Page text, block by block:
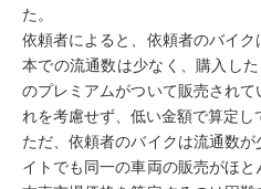
た。
依頼者によると、依頼者のバイ
本での流通数は少なく、購入し
のプレミアムがついて販売され
れを考慮せず、低い金額で算定し
ただ、依頼者のバイクは流通数
イトでも同一の車両の販売がほ